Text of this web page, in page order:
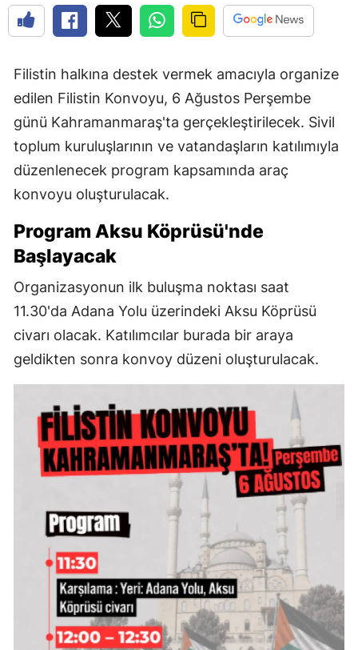
Filistin halkına destek vermek amacıyla organize
edilen Filistin Konvoyu, 6 Ağustos Perşembe
günü Kahramanmaraş'ta gerçekleştirilecek. Sivil
toplum kuruluşlarının ve vatandaşların katılımıyla
düzenlenecek program kapsamında araç
konvoyu oluşturulacak.
Program Aksu Köprüsü'nde
Başlayacak
Organizasyonun ilk buluşma noktası saat
11.30'da Adana Yolu üzerindeki Aksu Köprüsü
civarı olacak. Katılımcılar burada bir araya
geldikten sonra konvoy düzeni oluşturulacak.